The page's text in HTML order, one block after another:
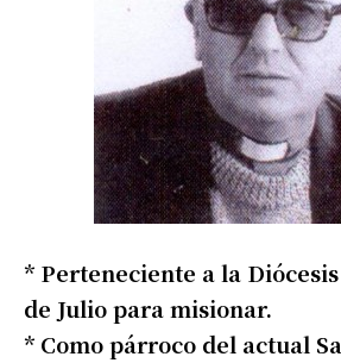
* Perteneciente a la
de Julio para misionar.
* Como párroco del actual